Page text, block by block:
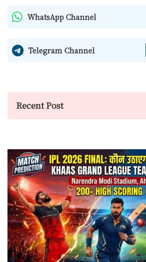
WhatsApp Channel
Telegram Channel
Recent Post